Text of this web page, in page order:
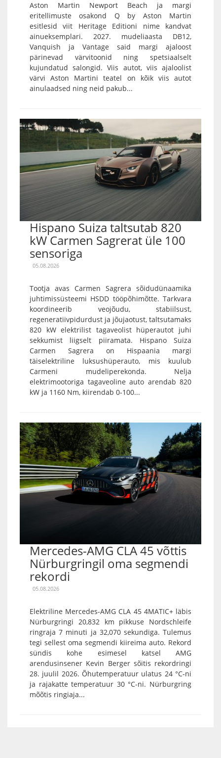
Aston Martin Newport Beach ja margi
eritellimuste osakond Q by Aston Martin
esitlesid viit Heritage Editioni nime kandvat
ainueksemplari. 2027. mudeliaasta DB12,
Vanquish ja Vantage said margi ajaloost
pärinevad värvitoonid ning spetsiaalselt
kujundatud salongid. Viis autot, viis ajaloolist
värvi Aston Martini teatel on kõik viis autot
ainulaadsed ning neid pakub...
Hispano Suiza taltsutab 820
kW Carmen Sagrerat üle 100
sensoriga
05.08.2026
Tootja avas Carmen Sagrera sõidudünaamika
juhtimissüsteemi HSDD tööpõhimõtte. Tarkvara
koordineerib veojõudu, stabiilsust,
regeneratiivpidurdust ja jõujaotust, taltsutamaks
820 kW elektrilist tagaveolist hüperautot juhi
sekkumist liigselt piiramata. Hispano Suiza
Carmen Sagrera on Hispaania margi
täiselektriline luksushüperauto, mis kuulub
Carmeni mudeliperekonda. Nelja
elektrimootoriga tagaveoline auto arendab 820
kW ja 1160 Nm, kiirendab 0-100...
Mercedes-AMG CLA 45 võttis
Nürburgringil oma segmendi
rekordi
05.08.2026
Elektriline Mercedes-AMG CLA 45 4MATIC+ läbis
Nürburgringi 20,832 km pikkuse Nordschleife
ringraja 7 minuti ja 32,070 sekundiga. Tulemus
tegi sellest oma segmendi kiireima auto. Rekord
sündis kohe esimesel katsel AMG
arendusinsener Kevin Berger sõitis rekordringi
28. juulil 2026. Õhutemperatuur ulatus 24 °C-ni
ja rajakatte temperatuur 30 °C-ni. Nürburgring
mõõtis ringiaja...